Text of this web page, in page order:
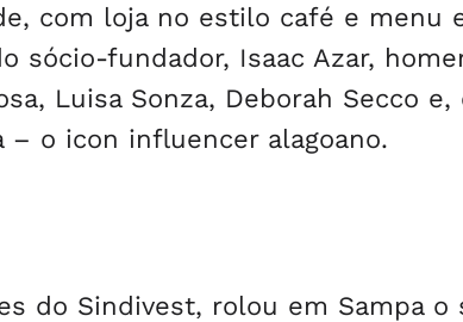
com loja no estilo café e menu
sócio-fundador, Isaac Azar,
Luisa Sonza, Deborah Secco
– o icon influencer alagoano.
do Sindivest, rolou em Sampa o